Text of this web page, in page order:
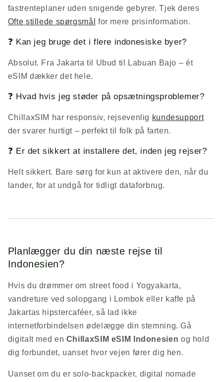
fastrenteplaner uden snigende gebyrer. Tjek deres
Ofte stillede spørgsmål
for mere prisinformation.
❓ Kan jeg bruge det i flere indonesiske byer?
Absolut. Fra Jakarta til Ubud til Labuan Bajo – ét
eSIM dækker det hele.
❓ Hvad hvis jeg støder på opsætningsproblemer?
ChillaxSIM har responsiv, rejsevenlig kundesupport
der svarer hurtigt – perfekt til folk på farten.
❓ Er det sikkert at installere det, inden jeg rejser?
Helt sikkert. Bare sørg for kun at aktivere den, når du
lander, for at undgå for tidligt dataforbrug.
Planlægger du din næste rejse til
Indonesien?
Hvis du drømmer om street food i Yogyakarta,
vandreture ved solopgang i Lombok eller kaffe på
Jakartas hipstercaféer, så lad ikke
internetforbindelsen ødelægge din stemning. Gå
digitalt med en ChillaxSIM eSIM Indonesien og hold
dig forbundet, uanset hvor vejen fører dig hen.
Uanset om du er solo-backpacker, digital nomade